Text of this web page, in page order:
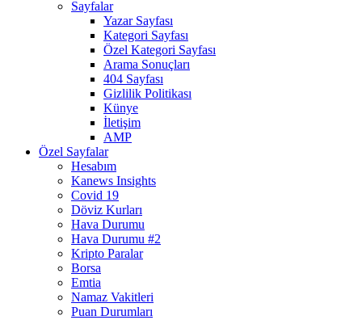
Sayfalar
Yazar Sayfası
Kategori Sayfası
Özel Kategori Sayfası
Arama Sonuçları
404 Sayfası
Gizlilik Politikası
Künye
İletişim
AMP
Özel Sayfalar
Hesabım
Kanews Insights
Covid 19
Döviz Kurları
Hava Durumu
Hava Durumu #2
Kripto Paralar
Borsa
Emtia
Namaz Vakitleri
Puan Durumları